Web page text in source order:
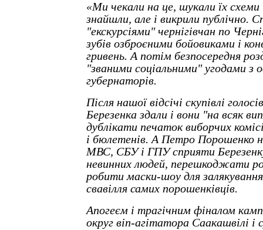
«Ми чекали на це, шукали їх схеми
знайшли, але і викрили публічно.
"екскурсіями" чернігівчан по
зубів озброєними бойовиками і
гривень. А потім безпосередня
"званими соціальними" угодами з
губернаторів.
Після нашої відсічі скупівлі
Березенка здали і вони "на всяк
дублікати печаток виборчих
і бюлетенів. А Петро Порошенко
МВС, СБУ і ГПУ сприяти
невинних людей, перешкоджати
робити маски-шоу для
свавілля самих порошенківців.
Апогеєм і трагічним фіналом
округ віп-агітатора Саакашвілі і